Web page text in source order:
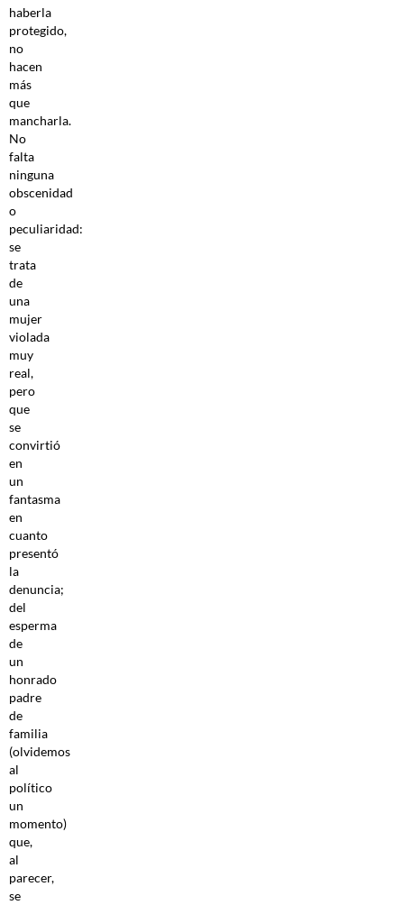
haberla
protegido,
no
hacen
más
que
mancharla.
No
falta
ninguna
obscenidad
o
peculiaridad:
se
trata
de
una
mujer
violada
muy
real,
pero
que
se
convirtió
en
un
fantasma
en
cuanto
presentó
la
denuncia;
del
esperma
de
un
honrado
padre
de
familia
(olvidemos
al
político
un
momento)
que,
al
parecer,
se